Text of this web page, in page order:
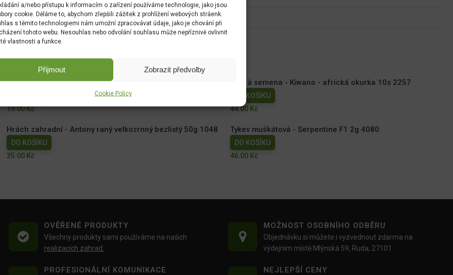
a/nebo přístupu k informacím o zařízení používáme technologie, jako jsou
cookie. Děláme to, abychom zlepšili zážitek z prohlížení webových stráenk.
s těmito technologiemi nám umožní zpracovávat údaje, jako je chování při
tohoto webu. Nesouhlas nebo odvolání souhlasu může nepříznivě ovlivnit
vlastnosti a funkce.
Přijmout Zobrazit předvolby
Cookie Policy
Měsíček lékařský NG 1780cc
19.00Kč
Dobrá semena - Kiwano - africká okurka 10s 2257
DO KOŠÍKU
44.00 Kč
Hrách zahradní - Antony raný velkozrnný bezlistý 50g 1048
DO KOŠÍKU
35.00 Kč
Tykev muškátová - Serpentine F1 2g 4080
DO KOŠÍKU
46.00 Kč
OVĚŘENÉ PRODUKTY
Všechny produkty sami používáme na našich
realizacích zahrad.
MOŽNOST OSOBNÍHO ODBĚRU
Objednávku si můžete i vyzvednout zdarma na
výdejním místě Mlýnská 59, Ruda, 27101
PROFESIONÁLNÍ KOMUNIKACE NEJLEPŠÍ CENY